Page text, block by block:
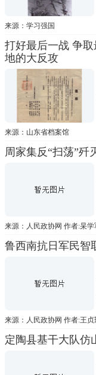
来源：学习强国
打好最后一战 争
地的大反攻
来源：山东省档案馆
周家集反“扫荡”歼
来源：人民政协网 作者:杲学
鲁西南抗日军民智
来源：人民政协网 作者:王贞
定陶县基干大队仿